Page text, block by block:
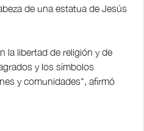
de una estatua de Jesús
la libertad de religión y de
y los símbolos
y comunidades", afirmó